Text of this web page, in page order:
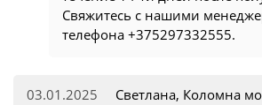
Свяжитесь с нашими
телефона +375297332555.
03.01.2025 Светлана, Коломна